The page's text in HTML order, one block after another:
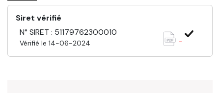
Siret vérifié
N° SIRET : 51179762300010
Vérifié le 14-06-2024